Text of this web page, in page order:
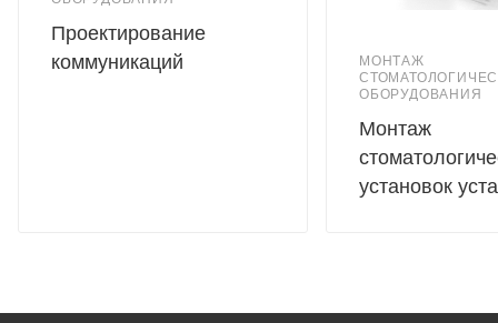
Проектирование
коммуникаций
МОНТАЖ
ОБОРУДОВАНИЯ
Монтаж
установок